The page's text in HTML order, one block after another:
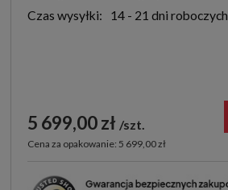
Czas wysyłki:
14 - 21 dni roboczych
5 699,00 zł szt.
Cena za opakowanie: 5 699,00 zł